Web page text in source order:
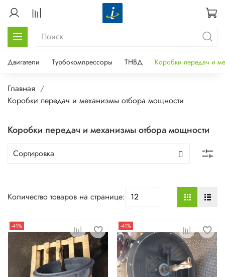
Двигатели Турбокомпрессоры ТНВД Коробки передач и
Главная
Коробки передач и механизмы отбора мощности
Коробки передач и механизмы отбора мощности
Количество товаров на странице:
-41% -41%